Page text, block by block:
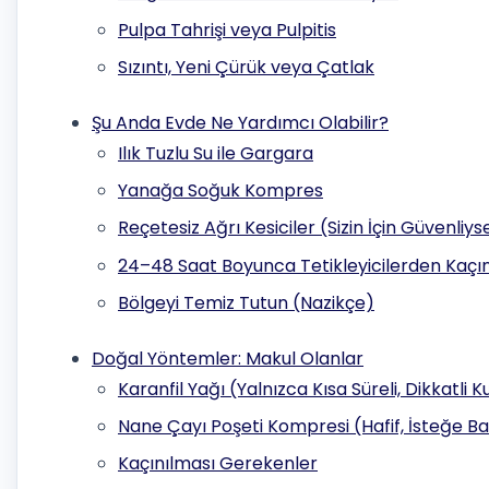
Pulpa Tahrişi veya Pulpitis
Sızıntı, Yeni Çürük veya Çatlak
Şu Anda Evde Ne Yardımcı Olabilir?
Ilık Tuzlu Su ile Gargara
Yanağa Soğuk Kompres
Reçetesiz Ağrı Kesiciler (Sizin İçin
24–48 Saat Boyunca Tetikleyicilerden
Bölgeyi Temiz Tutun (Nazikçe)
Doğal Yöntemler: Makul Olanlar
Karanfil Yağı (Yalnızca Kısa Süreli, Dikkatli
Nane Çayı Poşeti Kompresi (Hafif, İsteğe
Kaçınılması Gerekenler